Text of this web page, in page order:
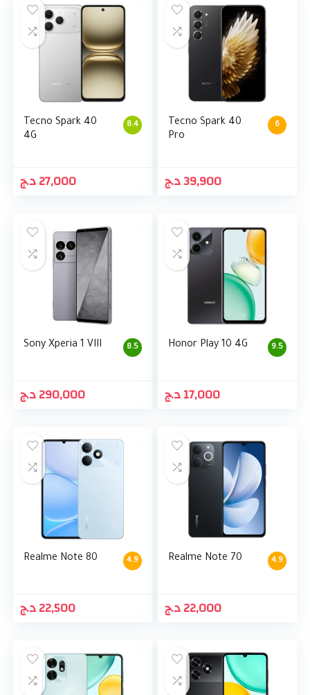
8.4
Tecno Spark 40
4G
27,000د.ج
6
Tecno Spark 40
Pro
39,900د.ج
8.5
Sony Xperia 1 VIII
290,000د.ج
9.5
Honor Play 10 4G
17,000د.ج
4.9
Realme Note 80
22,500د.ج
4.9
Realme Note 70
22,000د.ج